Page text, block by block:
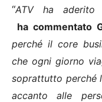
“ATV ha
ha commentato
perché il core
che ogni giorno
soprattutto perché
accanto alle